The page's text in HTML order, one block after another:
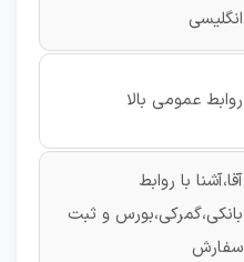
انگلیسی
روابط عمومی بالا
آقا،آشنا با روابط
بانکی،گمرکی،بورس و ثبت
سفارش